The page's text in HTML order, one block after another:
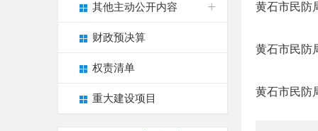
其他主动公开内容
财政预决算
权责清单
重大建设项目
黄石市民防
黄石市民防
黄石市民防